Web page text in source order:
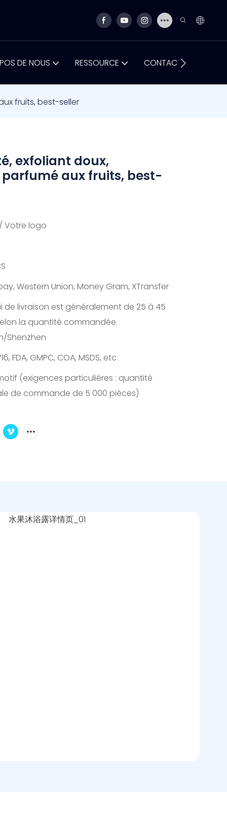
DE NOUS RESSOURCE CONTACTEZ-NOUS
fruits, best-seller
exfoliant doux,
aux fruits, best-
Votre logo
Western Union, Money Gram, XTransfer
de livraison est généralement de 25 à 45
la quantité commandée.
Shenzhen
FDA, GMPC, COA, MSDS, etc.
(exigences particulières : quantité
de commande de 5 000 pièces)